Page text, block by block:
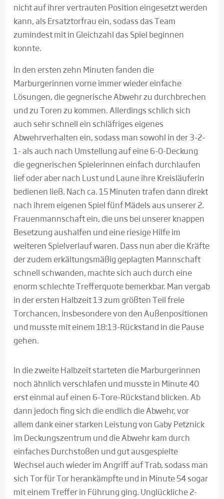
nicht auf ihrer vertrauten Position eingesetzt werden
kann, als Ersatztorfrau ein, sodass das Team
zumindest mit in Gleichzahl das Spiel beginnen
konnte.
In den ersten zehn Minuten fanden die
Marburgerinnen vorne immer wieder einfache
Lösungen, die gegnerische Abwehr zu durchbrechen
und zu Toren zu kommen. Allerdings schlich sich
auch sehr schnell ein schläfriges eigenes
Abwehrverhalten ein, sodass man sowohl in der 3-2-
1- als auch nach Umstellung auf eine 6-0-Deckung
die gegnerischen Spielerinnen einfach durchlaufen
lief oder aber nach Lust und Laune ihre Kreisläuferin
bedienen ließ. Nach ca. 15 Minuten trafen dann direkt
nach ihrem eigenen Spiel fünf Mädels aus unserer 2.
Frauenmannschaft ein, die uns bei unserer knappen
Besetzung aushalfen und eine riesige Hilfe im
weiteren Spielverlauf waren. Dass nun aber die Kräfte
der zudem erkältungsmäßig geplagten Mannschaft
schnell schwanden, machte sich auch durch eine
enorm schlechte Trefferquote bemerkbar. Man vergab
in der ersten Halbzeit 13 zum größten Teil freie
Torchancen, insbesondere von den Außenpositionen
und musste mit einem 18:13-Rückstand in die Pause
gehen.
In die zweite Halbzeit starteten die Marburgerinnen
noch ähnlich verschlafen und musste in Minute 40
erst einmal auf einen 6-Tore-Rückstand blicken. Ab
dann jedoch fing sich die endlich die Abwehr, vor
allem dank einer starken Leistung von Gaby Petznick
im Deckungszentrum und die Abwehr kam durch
einfaches Durchstoßen und gut ausgespielte
Wechsel auch wieder im Angriff auf Trab, sodass man
sich Tor für Tor herankämpfte und in Minute 54 sogar
mit einem Treffer in Führung ging. Unglückliche 2-